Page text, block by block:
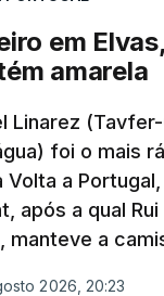
em
amarela
Linarez
foi o mais
a
após a qual Rui
manteve a
2026, 20:23